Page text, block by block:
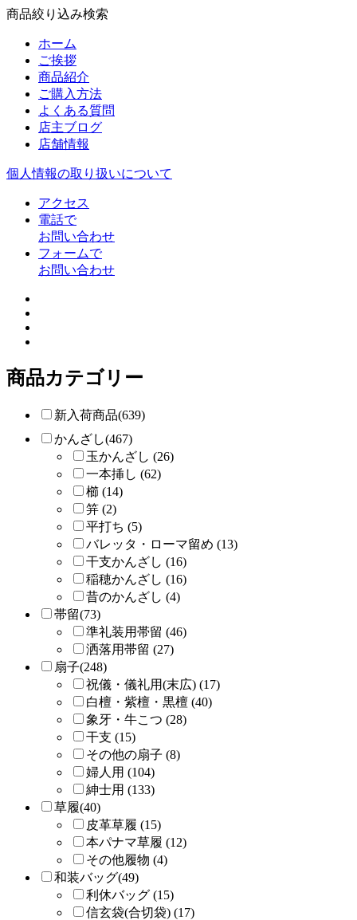
商品絞り込み検索
ホーム
ご挨拶
商品紹介
ご購入方法
よくある質問
店主ブログ
店舗情報
個人情報の取り扱いについて
アクセス
電話で
お問い合わせ
フォームで
お問い合わせ
商品カテゴリー
新入荷商品(639)
かんざし(467)
玉かんざし (26)
一本挿し (62)
櫛 (14)
笄 (2)
平打ち (5)
バレッタ・ローマ留め (13)
干支かんざし (16)
稲穂かんざし (16)
昔のかんざし (4)
帯留(73)
準礼装用帯留 (46)
洒落用帯留 (27)
扇子(248)
祝儀・儀礼用(末広) (17)
白檀・紫檀・黒檀 (40)
象牙・牛こつ (28)
干支 (15)
その他の扇子 (8)
婦人用 (104)
紳士用 (133)
草履(40)
皮革草履 (15)
本パナマ草履 (12)
その他履物 (4)
和装バッグ(49)
利休バッグ (15)
信玄袋(合切袋) (17)